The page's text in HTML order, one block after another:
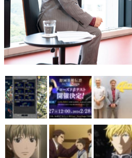
カテゴリ
特集記事
マンガ
アプリレビュー
その他
電ファミニコゲーマーとは？